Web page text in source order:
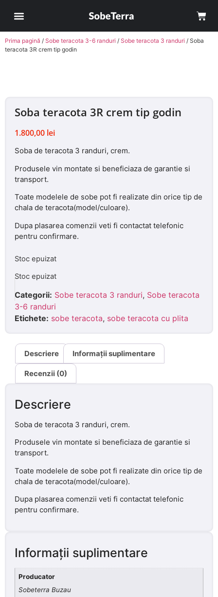
Prima pagină / Sobe teracota 3-6 randuri / Sobe teracota 3 randuri / Soba
teracota 3R crem tip godin
Soba teracota 3R crem tip godin
1.800,00 lei
Soba de teracota 3 randuri, crem.
Produsele vin montate si beneficiaza de garantie si
transport.
Toate modelele de sobe pot fi realizate din orice tip de
chala de teracota(model/culoare).
Dupa plasarea comenzii veti fi contactat telefonic
pentru confirmare.
Stoc epuizat
Stoc epuizat
Categorii: Sobe teracota 3 randuri, Sobe teracota
3-6 randuri
Etichete: sobe teracota, sobe teracota cu plita
Descriere Informații suplimentare
Recenzii (0)
Descriere
Soba de teracota 3 randuri, crem.
Produsele vin montate si beneficiaza de garantie si
transport.
Toate modelele de sobe pot fi realizate din orice tip de
chala de teracota(model/culoare).
Dupa plasarea comenzii veti fi contactat telefonic
pentru confirmare.
Informații suplimentare
Producator
Sobeterra Buzau